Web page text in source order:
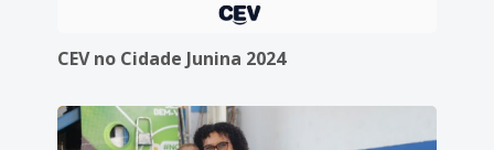
CEV no Cidade Junina 2024